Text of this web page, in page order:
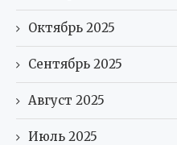
Октябрь 2025
Сентябрь 2025
Август 2025
Июль 2025